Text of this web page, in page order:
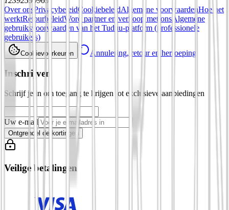
Over ons PrivacybeleidCookiebeleidAlgemene voorwaardenHoe het
werktRetourbeleidWord partner en verkoop met ons Algemene
gebruiksvoorwaarden van het Tuduu-platform (professionele
gebruikers)
Cookievoorkeuren Annulering, retour en herroeping
Inschrijven
Schrijf je in om toegang te krijgen tot exclusieve aanbiedingen
Uw e-mail
Ontgrendel de kortingen
Veilige betalingen